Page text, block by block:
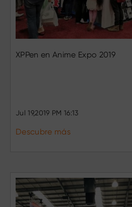
XPPen en Anime Expo 2019
Jul 19,2019 PM 16:13
Descubre más